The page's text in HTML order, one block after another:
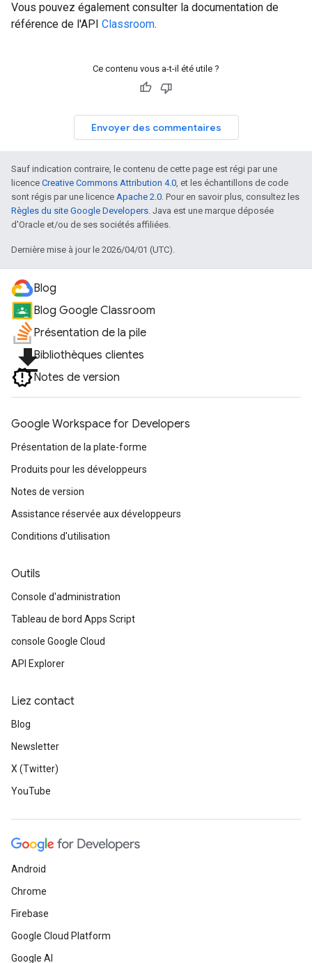
Vous pouvez également consulter la documentation de
référence de l'API Classroom.
Ce contenu vous a-t-il été utile ?
Envoyer des commentaires
Sauf indication contraire, le contenu de cette page est régi par une
licence Creative Commons Attribution 4.0, et les échantillons de code
sont régis par une licence Apache 2.0. Pour en savoir plus, consultez les
Règles du site Google Developers. Java est une marque déposée
d'Oracle et/ou de ses sociétés affiliées.
Dernière mise à jour le 2026/04/01 (UTC).
Blog
Blog Google Classroom
Présentation de la pile
file_downloadBibliothèques clientes
Notes de version
Google Workspace for Developers
Présentation de la plate-forme
Produits pour les développeurs
Notes de version
Assistance réservée aux développeurs
Conditions d'utilisation
Outils
Console d'administration
Tableau de bord Apps Script
console Google Cloud
API Explorer
Liez contact
Blog
Newsletter
X (Twitter)
YouTube
Android
Chrome
Firebase
Google Cloud Platform
Google AI